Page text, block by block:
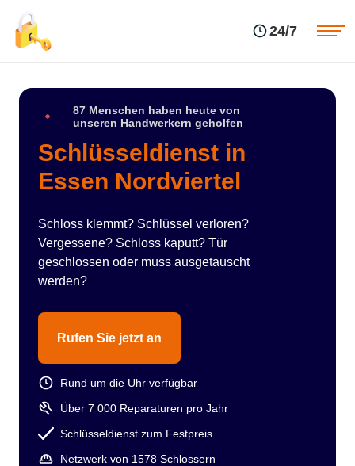
24/7
87 Menschen haben heute von
unseren Handwerkern geholfen
Schlüsseldienst in
Essen Nordviertel
Schloss klemmt? Schlüssel verloren?
Vergessene? Schloss kaputt? Tür
geschlossen oder muss ausgetauscht
werden?
Rufen Sie jetzt an
Rund um die Uhr verfügbar
Über 7 000 Reparaturen pro Jahr
Schlüsseldienst zum Festpreis
Netzwerk von 1578 Schlossern